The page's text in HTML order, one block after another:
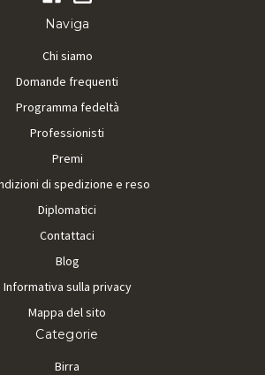
Naviga
Chi siamo
Domande frequenti
Programma fedeltà
Professionisti
Premi
di spedizione e reso
Diplomatici
Contattaci
Blog
Informativa sulla privacy
Mappa del sito
Categorie
Birra